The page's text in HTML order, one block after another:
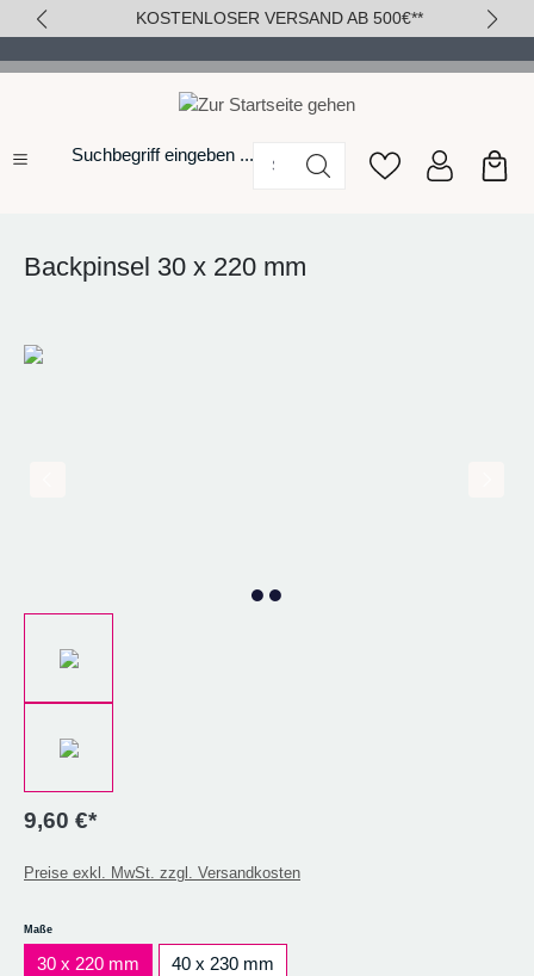
springen KOSTENLOSER VERSAND AB 500€**
Suchbegriff eingeben ...
Backpinsel 30 x 220 mm
Bildergalerie überspringen
9,60 €*
Preise exkl. MwSt. zzgl. Versandkosten
Maßeauswählen
30 x 220 mm 40 x 230 mm